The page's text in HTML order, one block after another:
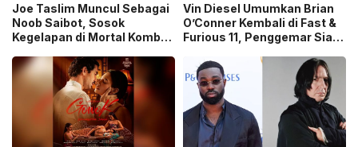
Joe Taslim Muncul Sebagai
Noob Saibot, Sosok
Kegelapan di Mortal Kombat
Vin Diesel Umumkan Brian
O’Conner Kembali di Fast &
Furious 11, Penggemar Siap